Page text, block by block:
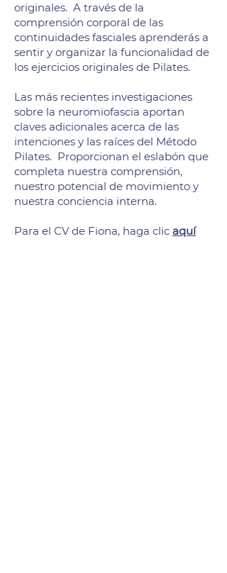
originales. A través de la
comprensión corporal de las
continuidades fasciales aprenderás a
sentir y organizar la funcionalidad de
los ejercicios originales de Pilates.
Las más recientes investigaciones
sobre la neuromiofascia aportan
claves adicionales acerca de las
intenciones y las raíces del Método
Pilates. Proporcionan el eslabón que
completa nuestra comprensión,
nuestro potencial de movimiento y
nuestra conciencia interna.
Para el CV de Fiona, haga clic aquí